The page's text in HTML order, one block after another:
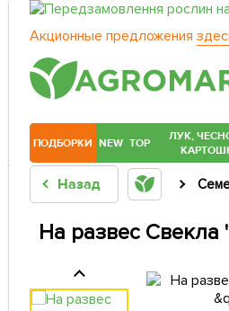
Акционные предложения
ПОДБОРКИ NEW TOP
ЛУК,
Назад
На развес Свекла